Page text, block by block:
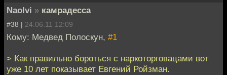
Naolvi » камрадесса
#38 | 24.06.11 12:09
Кому: Медвед Полоскун, #1
> Как правильно бороться с наркоторговацами вот
уже 10 лет показывает Евгений Ройзман.